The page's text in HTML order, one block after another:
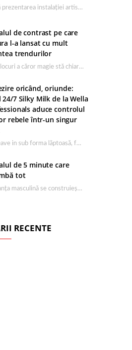
După prezentarea instalației artistice semnată de Catrinel Săbăciag în cadrul evenimentului de lansare HONOR Magic…
de contrast pe care
l-a lansat cu mult
trendurilor
Sunt locuri a căror magie stă chiar în firea lor naturală, iar Lacul Ursu din…
oricând, oriunde:
24/7 Silky Milk de la Wella
aduce controlul
rebele într-un singur
Un leave in sub forma lăptoasă, fără clătire care completează rutina Ultimate Smooth și transformă…
de 5 minute care
tot
Eleganța masculină se construiește dimineața, în câteva minute și cu produsele potrivite. O rutină de…
RECENTE